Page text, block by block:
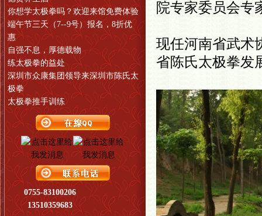
你想学太极拳吗？欢迎来馆免费体验
端午节三天（7--9号）报名，8折优
惠
自强不息，厚德载物
练太极拳的益处
深圳市众康集团领导来深圳市陈氏太
极拳
太极拳推手训练
0755-83100206
13510359683
院专家委员会专
现任河南省武术
省陈氏太极拳发